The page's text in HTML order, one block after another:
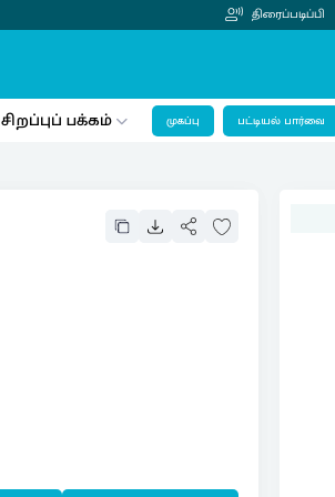
திரைப்படிப்பி
சிறப்புப் பக்கம் முகப்பு பட்டியல் பார்வை